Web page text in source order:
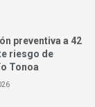
preventiva a 42
riesgo de
Tonoa